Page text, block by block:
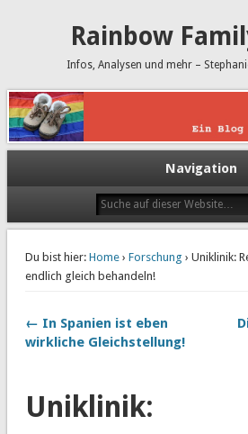
Rainbow
Infos, Analysen und mehr –
Navigation
Du bist hier: Home› Forschung › Uniklinik:
endlich gleich behandeln!
← In Spanien ist eben
wirkliche Gleichstellung!
Uniklinik: